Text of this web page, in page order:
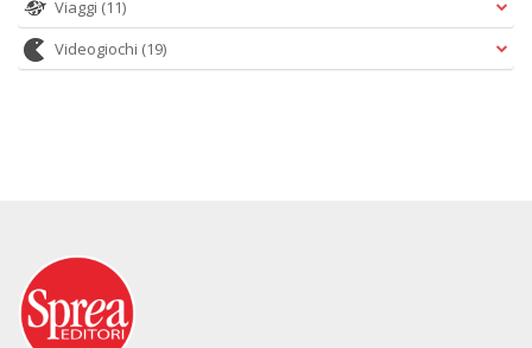
Viaggi (11)
Videogiochi (19)